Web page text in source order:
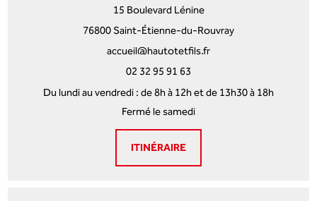
15 Boulevard Lénine
76800 Saint-Étienne-du-Rouvray
accueil@hautotetfils.fr
02 32 95 91 63
Du lundi au vendredi : de 8h à 12h et de 13h30 à 18h
Fermé le samedi
ITINÉRAIRE